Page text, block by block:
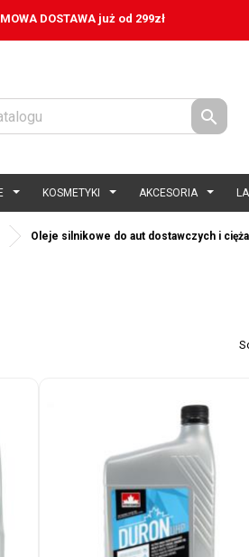
DOSTAWA już od 299zł

KOSMETYKI AKCESORIA
Oleje silnikowe do aut dostawczych i